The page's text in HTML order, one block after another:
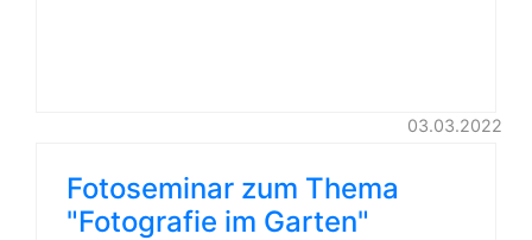
03.03.2022
Fotoseminar zum Thema
"Fotografie im Garten"